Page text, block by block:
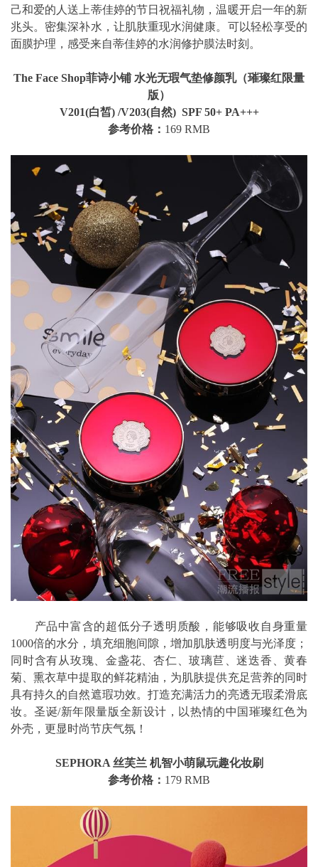
己和爱的人送上蒂佳婷的节日祝福礼物，温暖开启一年的新
兆头。密集深补水，让肌肤重现水润健康。可以轻松享受的
面膜护理，感受来自蒂佳婷的水润修护膜法时刻。
The Face Shop菲诗小铺 水光无瑕气垫修颜乳（璀璨红限量
版）
V201(白皙) /V203(自然) SPF 50+ PA+++
参考价格： 169 RMB
产品中富含的超低分子透明质酸，能够吸收自身重量
1000倍的水分，填充细胞间隙，增加肌肤透明度与光泽度；
同时含有从玫瑰、金盏花、杏仁、玻璃苣、迷迭香、黄春
菊、熏衣草中提取的鲜花精油，为肌肤提供充足营养的同时
具有持久的自然遮瑕功效。打造充满活力的亮透无瑕柔滑底
妆。圣诞/新年限量版全新设计，以热情的中国璀璨红色为
外壳，更显时尚节庆气氛！
SEPHORA 丝芙兰 机智小萌鼠玩趣化妆刷
参考价格： 179 RMB